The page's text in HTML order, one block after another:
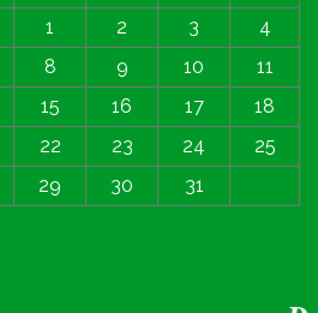
1
2 3
4
8 9 10
11
15 16 17
18
22 23 24
25
29 30 31